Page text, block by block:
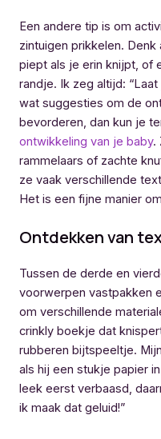
Een andere tip is om
zintuigen prikkelen.
piept als je erin knijpt, of
randje. Ik zeg altijd:
wat suggesties om de
bevorderen, dan kun je
ontwikkeling van je baby.
rammelaars of zachte
ze vaak verschillende
Het is een fijne manier
Ontdekken van
Tussen de derde en
voorwerpen vastpakken
om verschillende
crinkly boekje dat
rubberen bijtspeeltje.
als hij een stukje papier
leek eerst verbaasd,
ik maak dat geluid!”